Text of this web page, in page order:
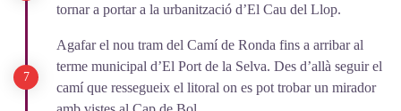
tornar a portar a la urbanització d’El Cau del Llop.
Agafar el nou tram del Camí de Ronda fins a arribar al
terme municipal d’El Port de la Selva. Des d’allà seguir el
camí que ressegueix el litoral on es pot trobar un mirador